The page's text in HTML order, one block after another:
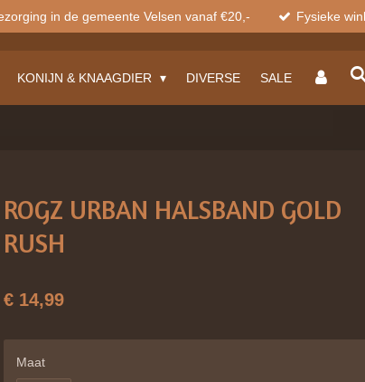
in de gemeente Velsen vanaf €20,- Fysieke
KONIJN & KNAAGDIER DIVERSE SALE
ROGZ URBAN HALSBAND GOLD
RUSH
€ 14,99
Maat